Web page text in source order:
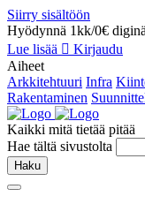
Siirry sisältöön
Hyödynnä 1kk/0€
Lue lisää
Kirjaudu
Aiheet
Arkkitehtuuri Infra
Rakentaminen
Kaikki mitä tietää pitää
Hae tältä sivustolta
Haku